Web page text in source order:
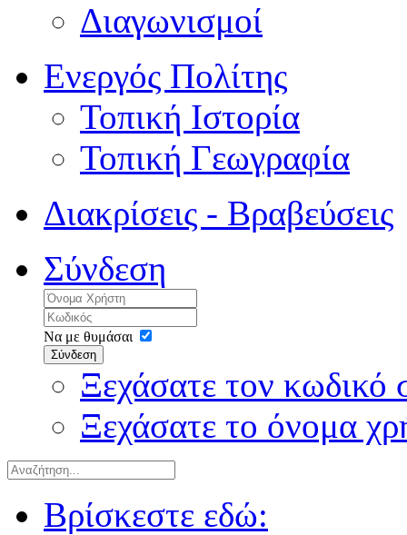
Διαγωνισμοί
Ενεργός Πολίτης
Τοπική Ιστορία
Τοπική Γεωγραφία
Διακρίσεις - Βραβεύσεις
Σύνδεση
Να με θυμάσαι
Σύνδεση
Ξεχάσατε τον κωδικό
Ξεχάσατε το όνομα
Βρίσκεστε εδώ: